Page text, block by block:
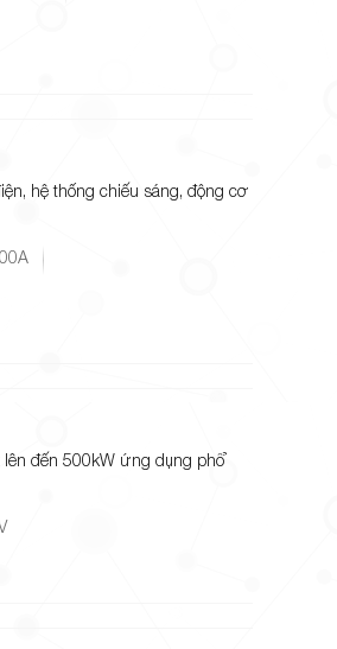
hệ thống chiếu sáng, động cơ
đến 500kW ứng dụng phổ